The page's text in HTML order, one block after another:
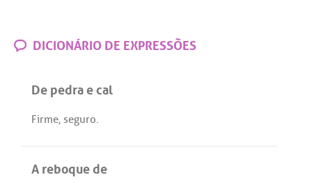
DICIONÁRIO DE EXPRESSÕES
De pedra e cal
Firme, seguro.
A reboque de